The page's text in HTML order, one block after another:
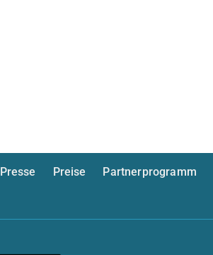
Presse Preise
Partnerprogramm